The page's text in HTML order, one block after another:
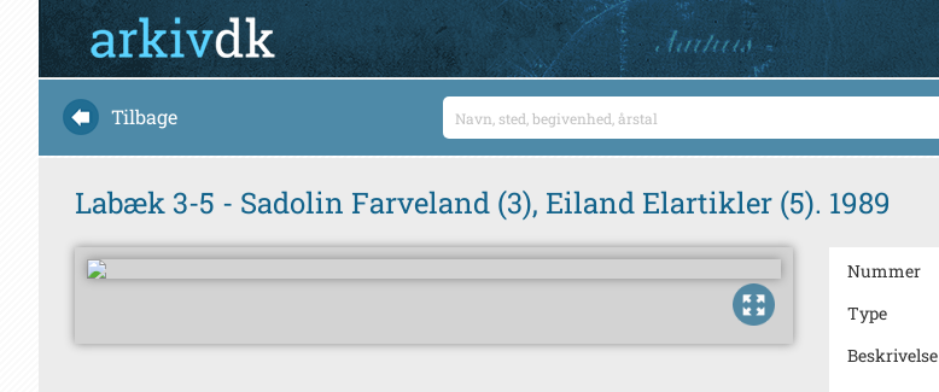
Tilbage
Labæk 3-5 - Sadolin Farveland (3), Eiland Elartikler (5). 1989
Nummer
Type
Beskrivelse